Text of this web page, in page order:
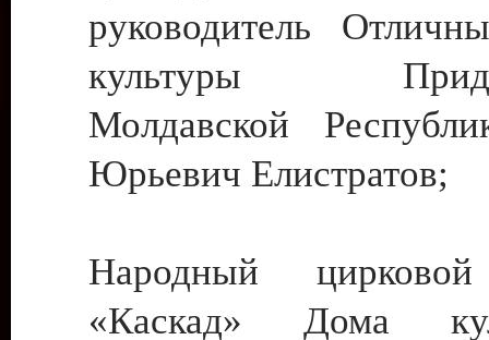
руководитель
культуры
Молдавской
Юрьевич Елистратов;
Народный цирковой
«Каскад» Дома